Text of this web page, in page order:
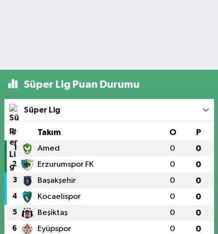
Süper Lig Puan Durumu
Süper Lig
# Takım O P
1 Amed 0 0
2 Erzurumspor FK 0 0
3 Başakşehir 0 0
4 Kocaelispor 0 0
5 Beşiktaş 0 0
6 Eyüpspor 0 0